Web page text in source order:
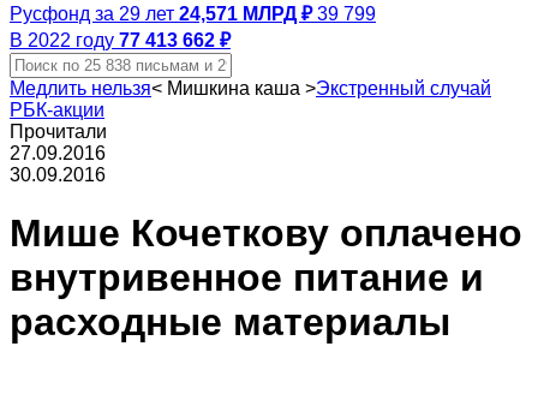
Русфонд за 29 лет 24,571 МЛРД ₽ 39 799
В 2022 году 77 413 662 ₽
Медлить нельзя< Мишкина каша >Экстренный случай
РБК-акции
Прочитали
27.09.2016
30.09.2016
Мише Кочеткову оплачено
внутривенное питание и
расходные материалы